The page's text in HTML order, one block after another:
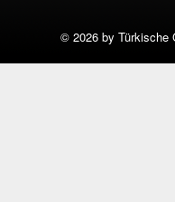
© 2026 by Türkische